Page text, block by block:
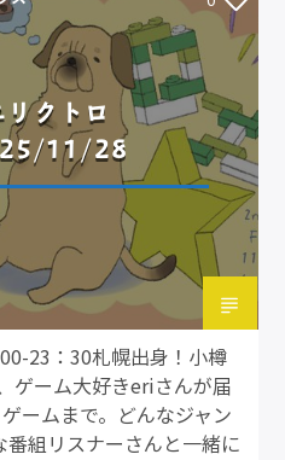
クトロ
11/28
23：30札幌出身！小樽
ゲーム大好きeriさんが届
ームまで。どんなジャン
組リスナーさんと一緒に